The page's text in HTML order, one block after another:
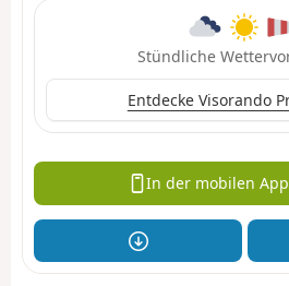
Stündliche
Entdecke Visorando
In der mobilen